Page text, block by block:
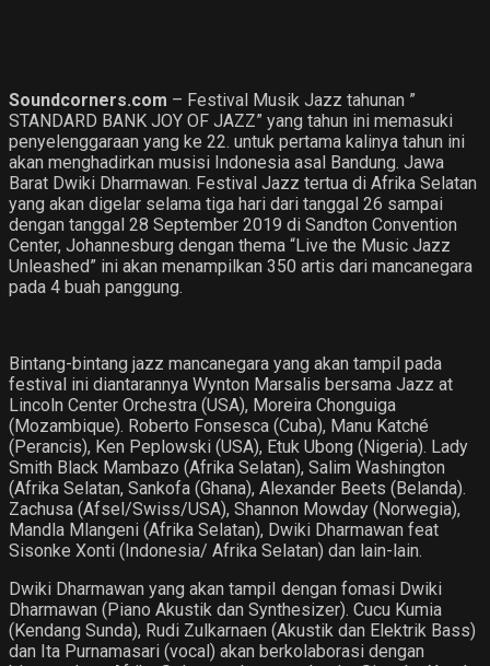
Soundcorners.com – Festival Musik Jazz tahunan ”
STANDARD BANK JOY OF JAZZ” yang tahun ini memasuki
penyelenggaraan yang ke 22. untuk pertama kalinya tahun ini
akan menghadirkan musisi Indonesia asal Bandung. Jawa
Barat Dwiki Dharmawan. Festival Jazz tertua di Afrika Selatan
yang akan digelar selama tiga hari dari tanggal 26 sampai
dengan tanggal 28 September 2019 di Sandton Convention
Center, Johannesburg dengan thema “Live the Music Jazz
Unleashed” ini akan menampilkan 350 artis dari mancanegara
pada 4 buah panggung.
Bintang-bintang jazz mancanegara yang akan tampil pada
festival ini diantarannya Wynton Marsalis bersama Jazz at
Lincoln Center Orchestra (USA), Moreira Chonguiga
(Mozambique). Roberto Fonsesca (Cuba), Manu Katché
(Perancis), Ken Peplowski (USA), Etuk Ubong (Nigeria). Lady
Smith Black Mambazo (Afrika Selatan), Salim Washington
(Afrika Selatan, Sankofa (Ghana), Alexander Beets (Belanda).
Zachusa (Afsel/Swiss/USA), Shannon Mowday (Norwegia),
Mandla Mlangeni (Afrika Selatan), Dwiki Dharmawan feat
Sisonke Xonti (Indonesia/ Afrika Selatan) dan lain-lain.
Dwiki Dharmawan yang akan tampiI dengan fomasi Dwiki
Dharmawan (Piano Akustik dan Synthesizer). Cucu Kumia
(Kendang Sunda), Rudi Zulkarnaen (Akustik dan Elektrik Bass)
dan Ita Purnamasari (vocal) akan berkolaborasi dengan